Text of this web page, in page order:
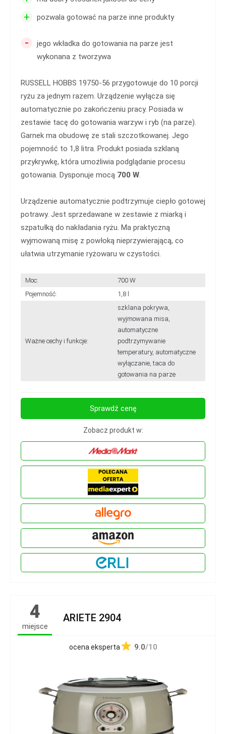
+ pozwala gotować na parze inne produkty
-
jego wkładka do gotowania na parze jest
wykonana z tworzywa
RUSSELL HOBBS 19750-56 przygotowuje do 10 porcji
ryżu za jednym razem. Urządzenie wyłącza się
automatycznie po zakończeniu pracy. Posiada w
zestawie tacę do gotowania warzyw i ryb (na parze).
Garnek ma obudowę ze stali szczotkowanej. Jego
pojemność to 1,8 litra. Produkt posiada szklaną
przykrywkę, która umożliwia podglądanie procesu
gotowania. Dysponuje mocą 700 W.
Urządzenie automatycznie podtrzymuje ciepło gotowej
potrawy. Jest sprzedawane w zestawie z miarką i
szpatułką do nakładania ryżu. Ma praktyczną
wyjmowaną misę z powłoką nieprzywierającą, co
ułatwia utrzymanie ryżowaru w czystości.
Moc:
700 W
Pojemność:
1,8 l
Ważne cechy i funkcje:
szklana pokrywa,
wyjmowana misa,
automatyczne
podtrzymywanie
temperatury, automatyczne
wyłączanie, taca do
gotowania na parze
Sprawdź cenę
Zobacz produkt w:
4
miejsce
ARIETE 2904
ocena eksperta 9.0/10